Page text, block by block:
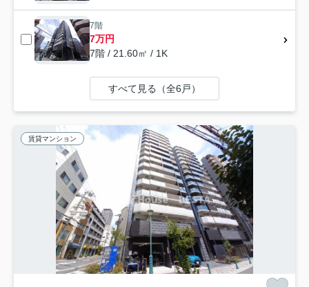
7階
7万円
7階 / 21.60㎡ / 1K
すべて見る（全6戸）
賃貸マンション